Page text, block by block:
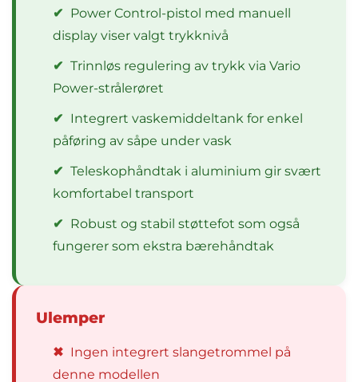
✔ Power Control-pistol med manuell
display viser valgt trykknivå
✔ Trinnløs regulering av trykk via Vario
Power-strålerøret
✔ Integrert vaskemiddeltank for enkel
påføring av såpe under vask
✔ Teleskophåndtak i aluminium gir svært
komfortabel transport
✔ Robust og stabil støttefot som også
fungerer som ekstra bærehåndtak
Ulemper
✖ Ingen integrert slangetrommel på
denne modellen